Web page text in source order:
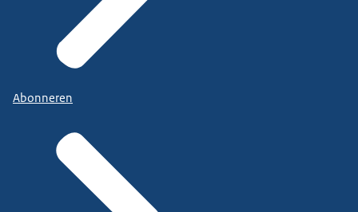
Abonneren